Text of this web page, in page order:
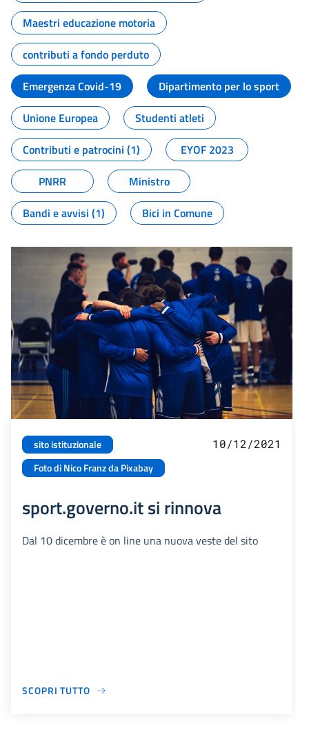
Maestri educazione motoria
contributi a fondo perduto
Emergenza Covid-19
Dipartimento per lo sport
Unione Europea
Studenti atleti
Contributi e patrocini (1)
EYOF 2023
PNRR
Ministro
Bandi e avvisi (1)
Bici in Comune
sito istituzionale
Foto di Nico Franz da Pixabay
10/12/2021
sport.governo.it si rinnova
Dal 10 dicembre è on line una nuova veste del sito
SCOPRI TUTTO